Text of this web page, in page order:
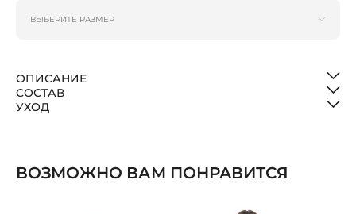
ОПИСАНИЕ
СОСТАВ
УХОД
ВОЗМОЖНО ВАМ ПОНРАВИТСЯ